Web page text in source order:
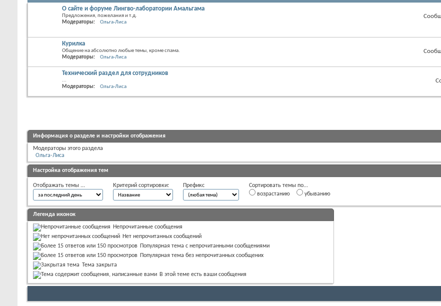
О сайте и форуме Лингво-лаборатории Амальгама
Предложения, пожелания и т.д.
Модераторы:
Ольга-Лиса
Курилка
Общение на абсолютно любые темы, кроме спама.
Модераторы:
Ольга-Лиса
Технический раздел для сотрудников
...
Модераторы:
Ольга-Лиса
Информация о разделе и настройки отображения
Модераторы этого раздела
Ольга-Лиса
Настройка отображения тем
Отображать темы ... Критерий сортировки: Префикс
Сортировать темы по...
возрастанию
убыванию
Легенда иконок
Непрочитанные сообщения
Нет непрочитанных сообщений
Популярная тема с непрочитанными сообщениями
Популярная тема без непрочитанных сообщених
Тема закрыта
В этой теме есть ваши сообщения